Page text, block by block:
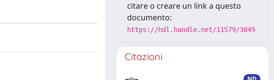
citare o creare un link a questo
documento:
https://hdl.handle.net/11579/3049
Citazioni